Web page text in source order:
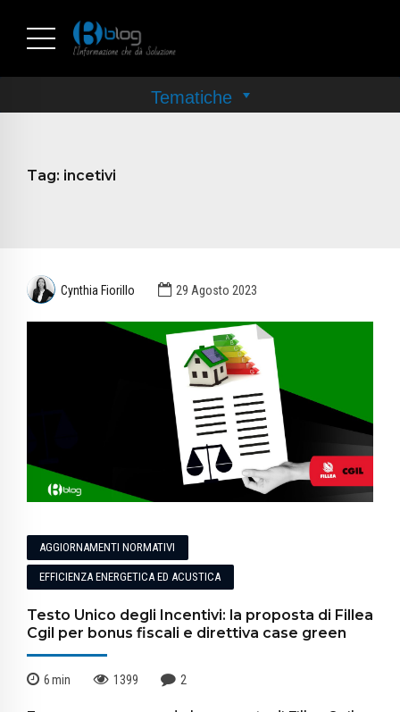
Tag: incetivi
Cynthia Fiorillo 29 Agosto 2023
AGGIORNAMENTI NORMATIVI
EFFICIENZA ENERGETICA ED ACUSTICA
Testo Unico degli Incentivi: la proposta di Fillea
Cgil per bonus fiscali e direttiva case green
6min 1399 2